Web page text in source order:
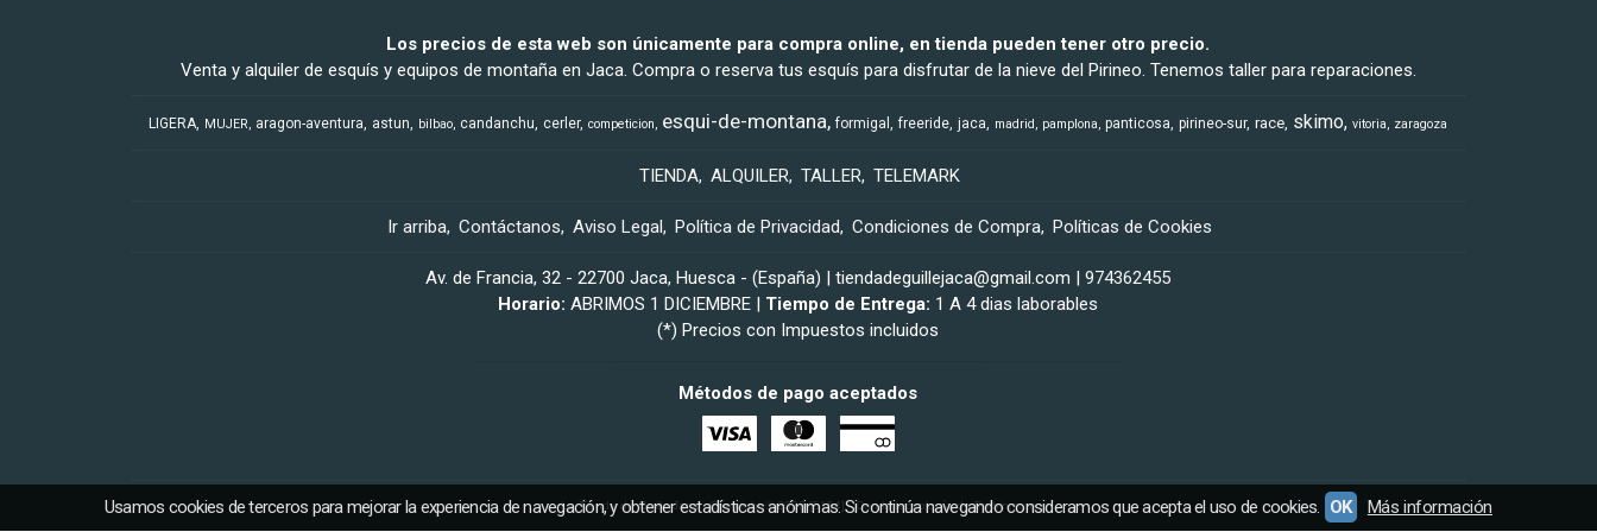
Los precios de esta web son únicamente para compra online, en tienda pueden tener otro precio.
Venta y alquiler de esquís y equipos de montaña en Jaca. Compra o reserva tus esquís para disfrutar de la nieve del Pirineo. Tenemos taller para reparaciones.
LIGERA MUJER aragon-aventura astun bilbao candanchu cerler competicion esqui-de-montana formigal freeride jaca madrid pamplona panticosa pirineo-sur race skimo vitoria zaragoza
TIENDA ALQUILER TALLER TELEMARK
Ir arriba Contáctanos Aviso Legal Política de Privacidad Condiciones de Compra Políticas de Cookies
Av. de Francia, 32 - 22700 Jaca, Huesca - (España) | tiendadeguillejaca@gmail.com |974362455
Horario:ABRIMOS 1 DICIEMBRE | Tiempo de Entrega: 1 A 4 dias laborables
(*) Precios con Impuestos incluidos
Métodos de pago aceptados
La Tienda de Guille Jaca- Copyright © 2026 [5154] - Con la tecnología de Palbin.com
Usamos cookies de terceros para mejorar la experiencia de navegación, y obtener estadísticas anónimas. Si continúa navegando consideramos que acepta el uso de cookies. OK Más información